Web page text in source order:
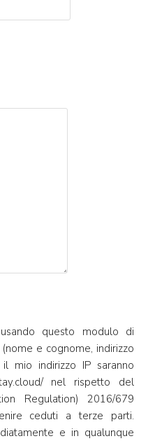
questo modulo di
e cognome, indirizzo
mio indirizzo IP saranno
nel rispetto del
Regulation) 2016/679
ceduti a terze parti.
e in qualunque